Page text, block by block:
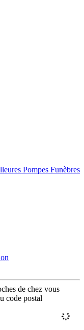
Pompes Funèbres
de chez vous
code postal